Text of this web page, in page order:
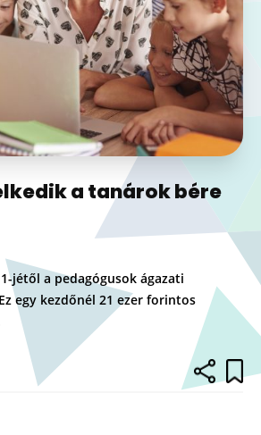
a tanárok bére
jétől a pedagógusok ágazati
egy kezdőnél 21 ezer forintos